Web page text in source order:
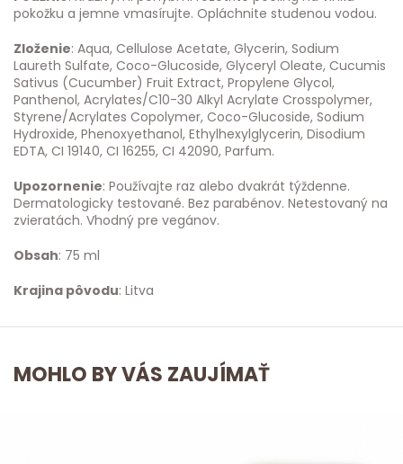
pokožku a jemne vmasírujte. Opláchnite studenou vodou.
Zloženie: Aqua, Cellulose Acetate, Glycerin, Sodium
Laureth Sulfate, Coco-Glucoside, Glyceryl Oleate, Cucumis
Sativus (Cucumber) Fruit Extract, Propylene Glycol,
Panthenol, Acrylates/C10-30 Alkyl Acrylate Crosspolymer,
Styrene/Acrylates Copolymer, Coco-Glucoside, Sodium
Hydroxide, Phenoxyethanol, Ethylhexylglycerin, Disodium
EDTA, CI 19140, CI 16255, CI 42090, Parfum.
Upozornenie: Používajte raz alebo dvakrát týždenne.
Dermatologicky testované. Bez parabénov. Netestovaný na
zvieratách. Vhodný pre vegánov.
Obsah: 75 ml
Krajina pôvodu: Litva
MOHLO BY VÁS ZAUJÍMAŤ